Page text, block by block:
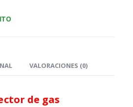
VALORACIONES (0)
de gas